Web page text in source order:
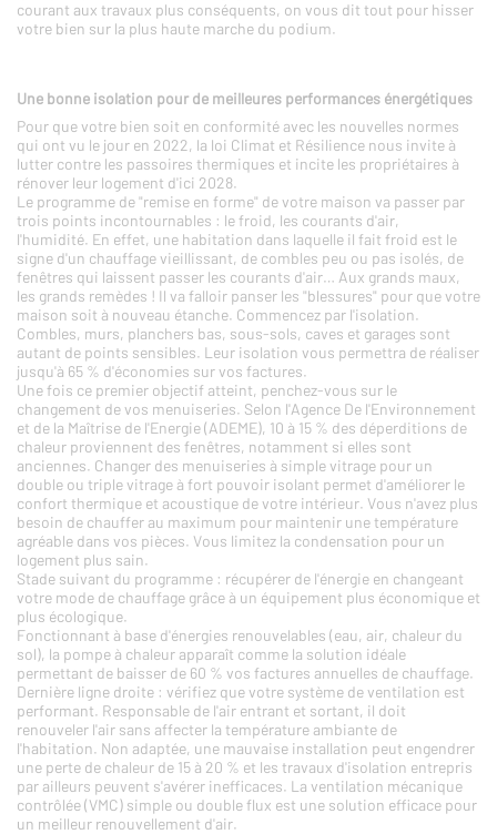
courant aux travaux plus conséquents, on vous dit tout pour hisser
votre bien sur la plus haute marche du podium.
Une bonne isolation pour de meilleures performances énergétiques
Pour que votre bien soit en conformité avec les nouvelles normes
qui ont vu le jour en 2022, la loi Climat et Résilience nous invite à
lutter contre les passoires thermiques et incite les propriétaires à
rénover leur logement d'ici 2028.
Le programme de "remise en forme" de votre maison va passer par
trois points incontournables : le froid, les courants d'air,
l'humidité. En effet, une habitation dans laquelle il fait froid est le
signe d'un chauffage vieillissant, de combles peu ou pas isolés, de
fenêtres qui laissent passer les courants d'air… Aux grands maux,
les grands remèdes ! Il va falloir panser les "blessures" pour que votre
maison soit à nouveau étanche. Commencez par l'isolation.
Combles, murs, planchers bas, sous-sols, caves et garages sont
autant de points sensibles. Leur isolation vous permettra de réaliser
jusqu'à 65 % d'économies sur vos factures.
Une fois ce premier objectif atteint, penchez-vous sur le
changement de vos menuiseries. Selon l'Agence De l'Environnement
et de la Maîtrise de l'Energie (ADEME), 10 à 15 % des déperditions de
chaleur proviennent des fenêtres, notamment si elles sont
anciennes. Changer des menuiseries à simple vitrage pour un
double ou triple vitrage à fort pouvoir isolant permet d'améliorer le
confort thermique et acoustique de votre intérieur. Vous n'avez plus
besoin de chauffer au maximum pour maintenir une température
agréable dans vos pièces. Vous limitez la condensation pour un
logement plus sain.
Stade suivant du programme : récupérer de l'énergie en changeant
votre mode de chauffage grâce à un équipement plus économique et
plus écologique.
Fonctionnant à base d'énergies renouvelables (eau, air, chaleur du
sol), la pompe à chaleur apparaît comme la solution idéale
permettant de baisser de 60 % vos factures annuelles de chauffage.
Dernière ligne droite : vérifiez que votre système de ventilation est
performant. Responsable de l'air entrant et sortant, il doit
renouveler l'air sans affecter la température ambiante de
l'habitation. Non adaptée, une mauvaise installation peut engendrer
une perte de chaleur de 15 à 20 % et les travaux d'isolation entrepris
par ailleurs peuvent s'avérer inefficaces. La ventilation mécanique
contrôlée (VMC) simple ou double flux est une solution efficace pour
un meilleur renouvellement d'air.